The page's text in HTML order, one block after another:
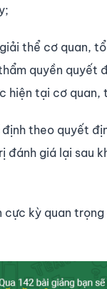
thể cơ quan,
quyền
hiện tại cơ
theo quyết
giá lại sau
cực kỳ quan